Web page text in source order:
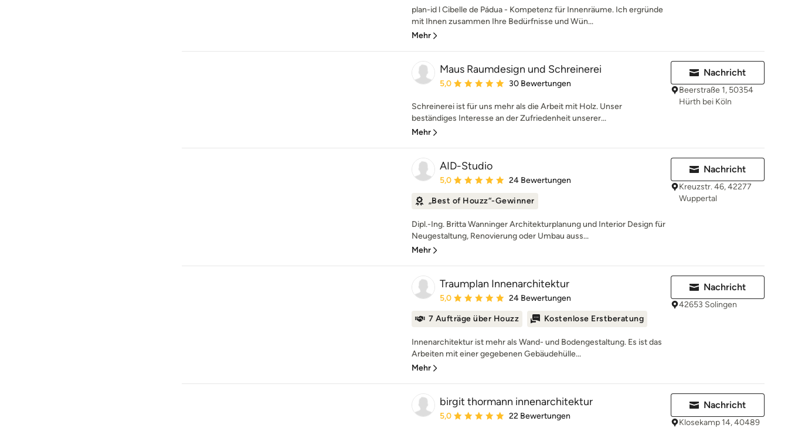
plan-id l Cibelle de Pádua - Kompetenz für Innenräume. Ich ergründe
mit Ihnen zusammen Ihre Bedürfnisse und Wün...
Mehr
Maus Raumdesign und Schreinerei
Durchschnittliche Bewertung: 5 von 5 Sternen
5,0 30 Bewertungen
Schreinerei ist für uns mehr als die Arbeit mit Holz. Unser
beständiges Interesse an der Zufriedenheit unserer...
Mehr
Nachricht
Beerstraße 1, 50354
Hürth bei Köln
AID-Studio
Durchschnittliche Bewertung: 5 von 5 Sternen
5,0 24 Bewertungen
„Best of Houzz“-Gewinner
Dipl.-Ing. Britta Wanninger Architekturplanung und Interior Design für
Neugestaltung, Renovierung oder Umbau auss...
Mehr
Nachricht
Kreuzstr. 46, 42277
Wuppertal
Traumplan Innenarchitektur
Durchschnittliche Bewertung: 5 von 5 Sternen
5,0 24 Bewertungen
7 Aufträge über Houzz Kostenlose Erstberatung
Innenarchitektur ist mehr als Wand- und Bodengestaltung. Es ist das
Arbeiten mit einer gegebenen Gebäudehülle...
Mehr
Nachricht
42653 Solingen
birgit thormann innenarchitektur
Durchschnittliche Bewertung: 5 von 5 Sternen
5,0 22 Bewertungen
Nachricht
Klosekamp 14, 40489